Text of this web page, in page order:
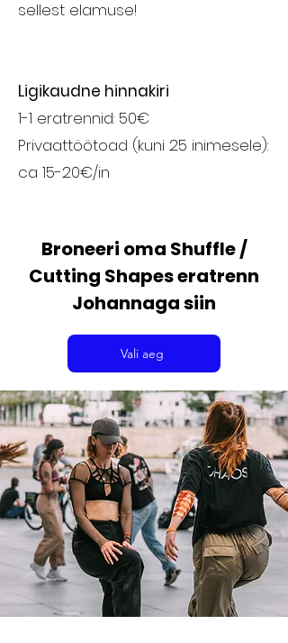
sellest elamuse!
Ligikaudne hinnakiri
1-1 eratrennid: 50€
Privaattöötoad (kuni 25 inimesele):
ca 15-20€/in
Broneeri oma Shuffle /
Cutting Shapes eratrenn
Johannaga siin
Vali aeg